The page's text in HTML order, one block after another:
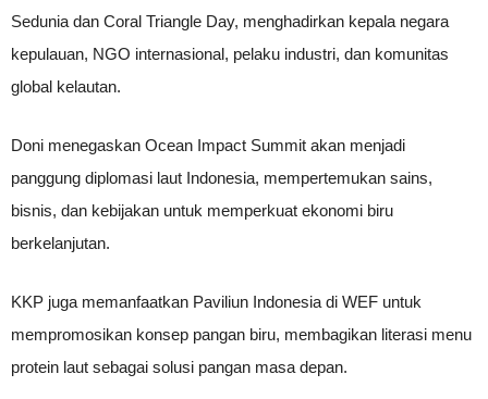
Sedunia dan Coral Triangle Day, menghadirkan kepala negara
kepulauan, NGO internasional, pelaku industri, dan komunitas
global kelautan.
Doni menegaskan Ocean Impact Summit akan menjadi
panggung diplomasi laut Indonesia, mempertemukan sains,
bisnis, dan kebijakan untuk memperkuat ekonomi biru
berkelanjutan.
KKP juga memanfaatkan Paviliun Indonesia di WEF untuk
mempromosikan konsep pangan biru, membagikan literasi menu
protein laut sebagai solusi pangan masa depan.